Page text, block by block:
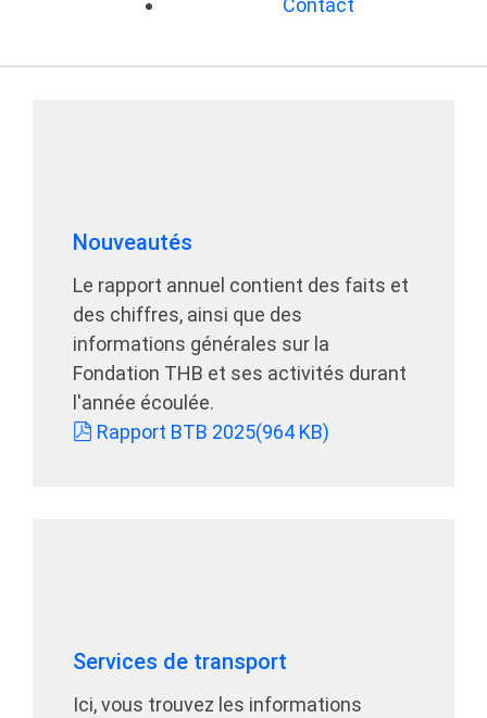
Contact
Nouveautés
Le rapport annuel contient des faits et
des chiffres, ainsi que des
informations générales sur la
Fondation THB et ses activités durant
l'année écoulée.
pdf
Rapport BTB 2025(964 KB)
Services de transport
Ici, vous trouvez les informations